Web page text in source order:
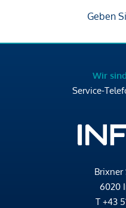
Geben
Wir
Service-
6020
T +43